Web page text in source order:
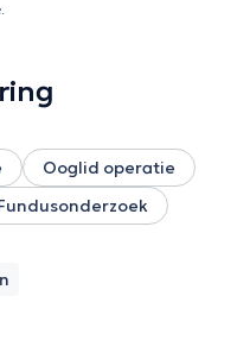
Ooglid operatie